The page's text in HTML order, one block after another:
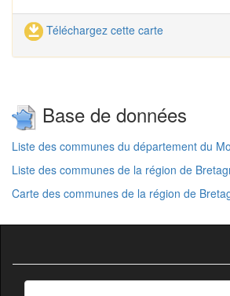
Téléchargez cette carte
Base de données
Liste des communes du département du
Liste des communes de la région de
Carte des communes de la région de